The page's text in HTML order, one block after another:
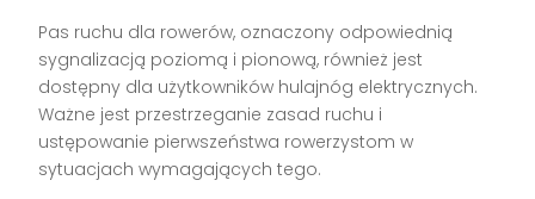
Pas ruchu dla rowerów, oznaczony odpowiednią
sygnalizacją poziomą i pionową, również jest
dostępny dla użytkowników hulajnóg elektrycznych.
Ważne jest przestrzeganie zasad ruchu i
ustępowanie pierwszeństwa rowerzystom w
sytuacjach wymagających tego.